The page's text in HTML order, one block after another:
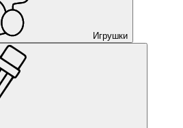
Игрушки